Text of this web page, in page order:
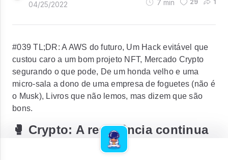
04/25/2022
7 min 29 1
#039 TL;DR: A AWS do futuro, Um Hack evitável que
custou caro a um bom projeto NFT, Mercado Crypto
segurando o que pode, De um honda velho e uma
micro-sala a dono de uma empresa de foguetes (não é
o Musk), Livros que não lemos, mas dizem que são
bons.
🥊 Crypto: A resistência continua
Apesar da forte queda durante o dia de ontem,